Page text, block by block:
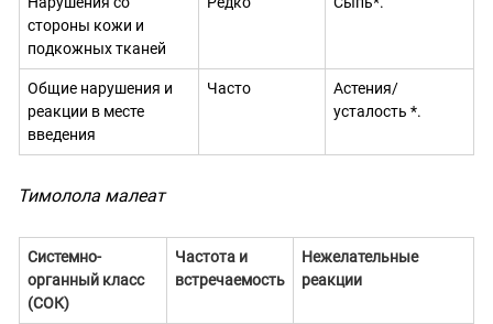
стороны кожи и
подкожных тканей
Общие нарушения и
реакции в месте
введения
Часто
Астения/
усталость *.
Тимолола малеат
Системно-
органный класс
(СОК)
Частота и
встречаемость
Нежелательные
реакции